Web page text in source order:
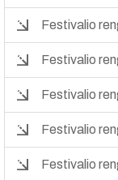
Festivalio
Festivalio
Festivalio
Festivalio
Festivalio